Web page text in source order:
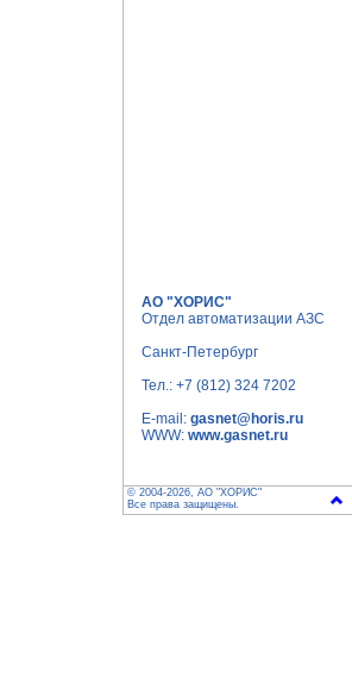
АО "ХОРИС"
Отдел автоматизации АЗС
Санкт-Петербург
Тел.: +7 (812) 324 7202
E-mail: gasnet@horis.ru
WWW: www.gasnet.ru
© 2004-2026, АО "ХОРИС"
Все права защищены.